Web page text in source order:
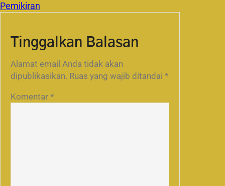
Pemikiran
Tinggalkan Balasan
Alamat email Anda tidak akan
dipublikasikan. Ruas yang wajib ditandai *
Komentar *